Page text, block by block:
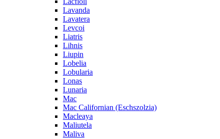
Lavanda
Lavatera
Levcoi
Liatris
Lihnis
Liupin
Lobelia
Lobularia
Lonas
Lunaria
Mac
Mac Californian (Eschszolzia)
Macleaya
Maliutela
Maliva